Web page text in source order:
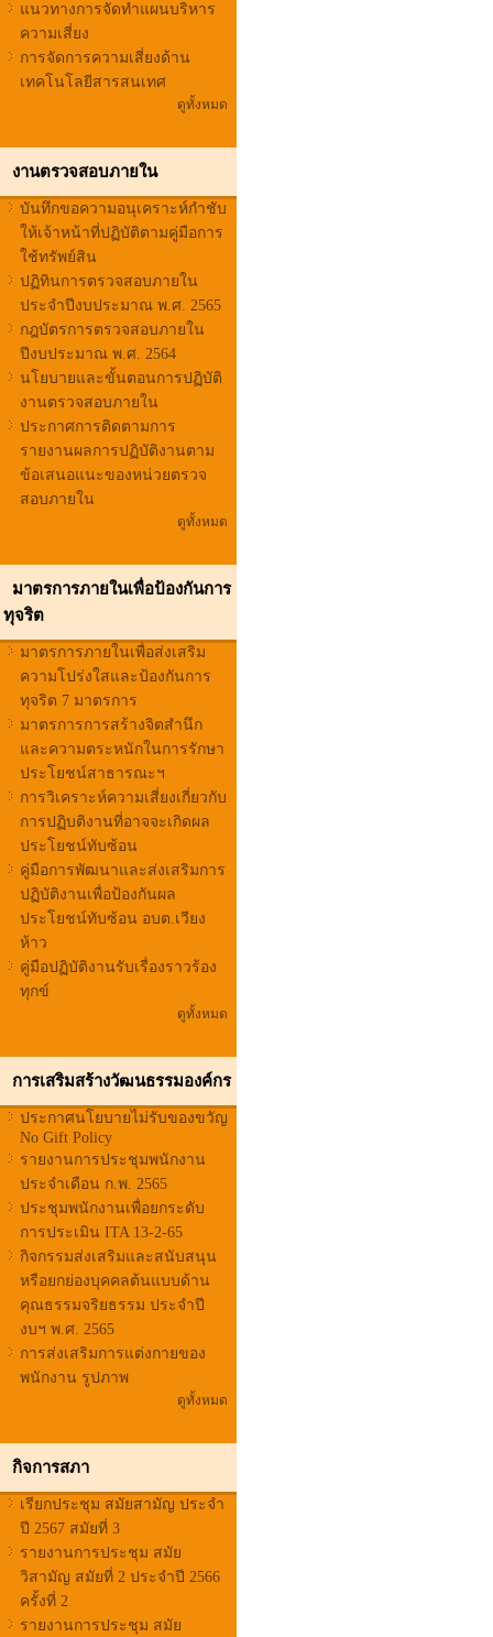
แนวทางการจัดทำแผนบริหาร
ความเสี่ยง
การจัดการความเสี่ยงด้าน
เทคโนโลยีสารสนเทศ
ดูทั้งหมด
งานตรวจสอบภายใน
บันทึกขอความอนุเคราะห์กำชับ
ให้เจ้าหน้าที่ปฏิบัติตามคู่มือการ
ใช้ทรัพย์สิน
ปฏิทินการตรวจสอบภายใน
ประจำปีงบประมาณ พ.ศ. 2565
กฎบัตรการตรวจสอบภายใน
ปีงบประมาณ พ.ศ. 2564
นโยบายและขั้นตอนการปฏิบัติ
งานตรวจสอบภายใน
ประกาศการติดตามการ
รายงานผลการปฏิบัติงานตาม
ข้อเสนอแนะของหน่วยตรวจ
สอบภายใน
ดูทั้งหมด
มาตรการภายในเพื่อป้องกันการ
ทุจริต
มาตรการภายในเพื่อส่งเสริม
ความโปร่งใสและป้องกันการ
ทุจริต 7 มาตรการ
มาตรการการสร้างจิตสำนึก
และความตระหนักในการรักษา
ประโยชน์สาธารณะฯ
การวิเคราะห์ความเสี่ยงเกี่ยวกับ
การปฏิบติงานที่อาจจะเกิดผล
ประโยชน์ทับซ้อน
คู่มือการพัฒนาและส่งเสริมการ
ปฏิบัติงานเพื่อป้องกันผล
ประโยชน์ทับซ้อน อบต.เวียง
ห้าว
คู่มือปฏิบัติงานรับเรื่องราวร้อง
ทุกข์
ดูทั้งหมด
การเสริมสร้างวัฒนธรรมองค์กร
ประกาศนโยบายไม่รับของขวัญ
No Gift Policy
รายงานการประชุมพนักงาน
ประจำเดือน ก.พ. 2565
ประชุมพนักงานเพื่อยกระดับ
การประเมิน ITA 13-2-65
กิจกรรมส่งเสริมและสนับสนุน
หรือยกย่องบุคคลต้นแบบด้าน
คุณธรรมจริยธรรม ประจำปี
งบฯ พ.ศ. 2565
การส่งเสริมการแต่งกายของ
พนักงาน รูปภาพ
ดูทั้งหมด
กิจการสภา
เรียกประชุม สมัยสามัญ ประจำ
ปี 2567 สมัยที่ 3
รายงานการประชุม สมัย
วิสามัญ สมัยที่ 2 ประจำปี 2566
ครั้งที่ 2
รายงานการประชุม สมัย